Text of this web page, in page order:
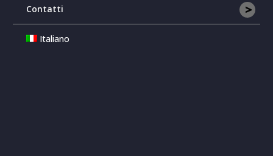
>
Contatti
Italiano